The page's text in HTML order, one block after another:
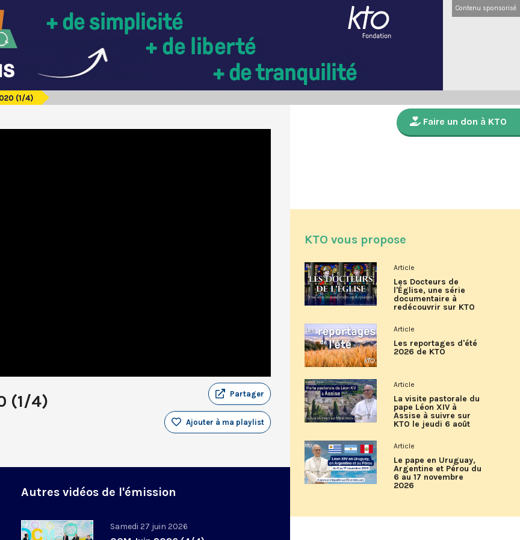
Contenu sponsorisé
(1/4)
(1/4) Partager
Ajouter à ma playlist
Autres vidéos de l'émission
Samedi 27 juin 2026
Faire un don à KTO
KTO vous propose
Article
Les Docteurs de
l'Église, une série
documentaire à
redécouvrir sur KTO
Article
Les reportages d'été
2026 de KTO
Article
La visite pastorale du
pape Léon XIV à
Assise à suivre sur
KTO le jeudi 6 août
Article
Le pape en Uruguay,
Argentine et Pérou du
6 au 17 novembre
2026